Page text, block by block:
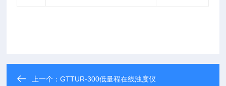
上一个：GTTUR-300低量程在线浊度仪